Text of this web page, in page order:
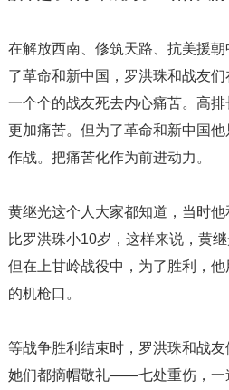
在解放西南、修筑天路、抗美援
了革命和新中国，罗洪珠和战友
一个个的战友死去内心痛苦。高
更加痛苦。但为了革命和新中国
作战。把痛苦化作为前进动力。
黄继光这个人大家都知道，当时
比罗洪珠小10岁，这样来说，黄
但在上甘岭战役中，为了胜利，
的机枪口。
等战争胜利结束时，罗洪珠和战友
她们都摘帽敬礼——七处重伤，一